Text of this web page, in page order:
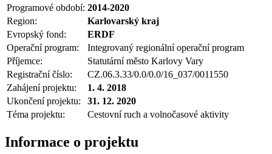
Programové období: 2014-2020
Region:
Karlovarský kraj
Evropský fond:
ERDF
Operační program:
Integrovaný regionální operační program
Příjemce:
Statutární město Karlovy Vary
Registrační číslo:
CZ.06.3.33/0.0/0.0/16_037/0011550
Zahájení projektu:
1. 4. 2018
Ukončení projektu:
31. 12. 2020
Téma projektu:
Cestovní ruch a volnočasové aktivity
Informace o projektu